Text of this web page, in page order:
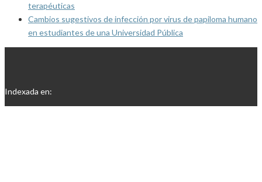
terapéuticas
Cambios sugestivos de infección por virus de papiloma humano
en estudiantes de una Universidad Pública
Indexada en: